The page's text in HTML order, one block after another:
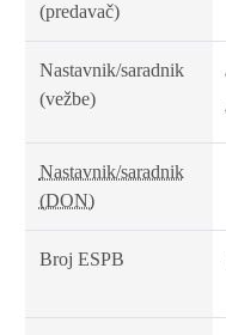
(predavač)
Nastavnik/saradnik
(vežbe)
Nastavnik/saradnik
(DON)
Broj ESPB